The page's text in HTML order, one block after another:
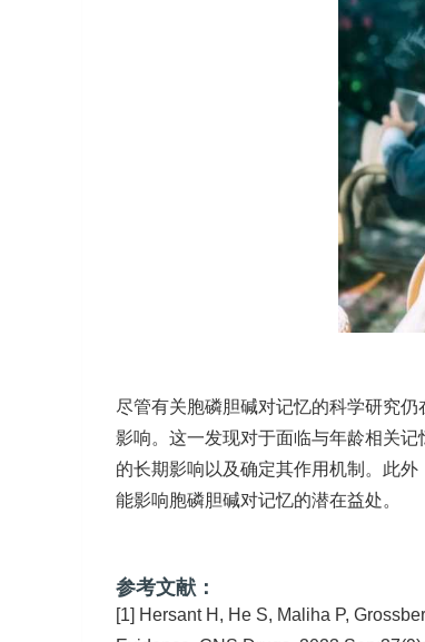
尽管有关胞磷胆碱对记忆的科学研究
影响。这一发现对于面临与年龄相关
的长期影响以及确定其作用机制。此
能影响胞磷胆碱对记忆的潜在益处。
参考文献：
[1] Hersant H, He S, Maliha P,